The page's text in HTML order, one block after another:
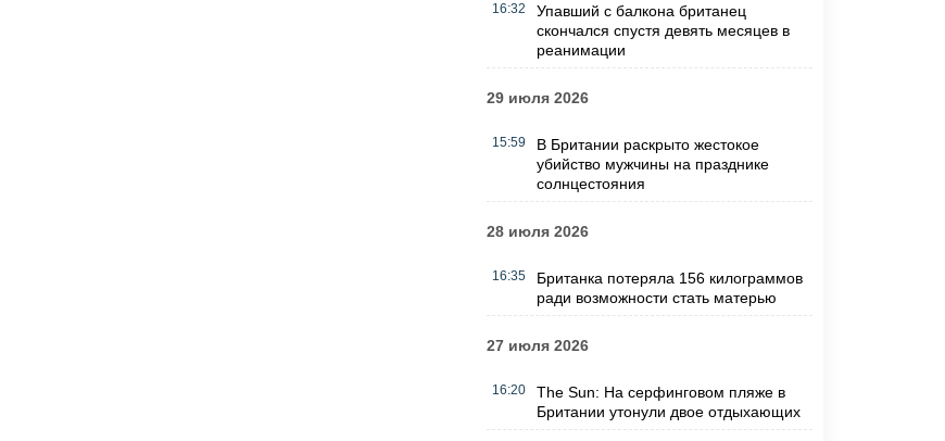
16:32
Упавший с балкона британец
скончался спустя девять месяцев в
реанимации
29 июля 2026
15:59
В Британии раскрыто жестокое
убийство мужчины на празднике
солнцестояния
28 июля 2026
16:35
Британка потеряла 156 килограммов
ради возможности стать матерью
27 июля 2026
16:20
The Sun: На серфинговом пляже в
Британии утонули двое отдыхающих